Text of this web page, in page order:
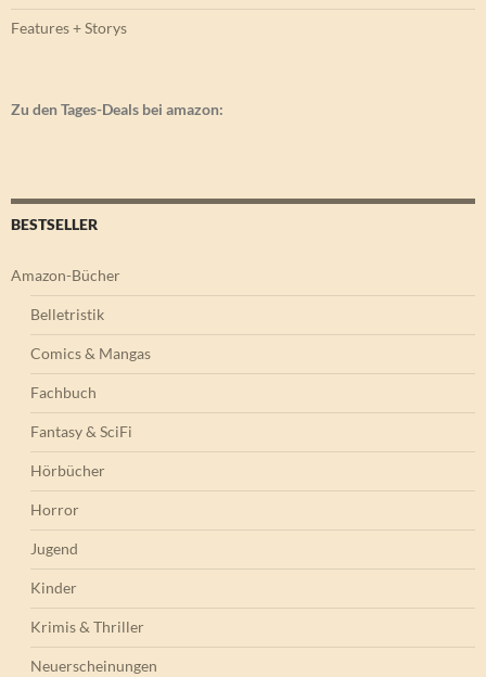
Features + Storys
Zu den Tages-Deals bei amazon:
BESTSELLER
Amazon-Bücher
Belletristik
Comics & Mangas
Fachbuch
Fantasy & SciFi
Hörbücher
Horror
Jugend
Kinder
Krimis & Thriller
Neuerscheinungen